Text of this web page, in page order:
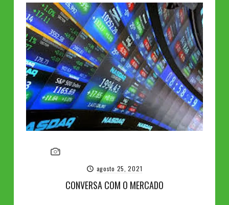
agosto 25, 2021
CONVERSA COM O MERCADO